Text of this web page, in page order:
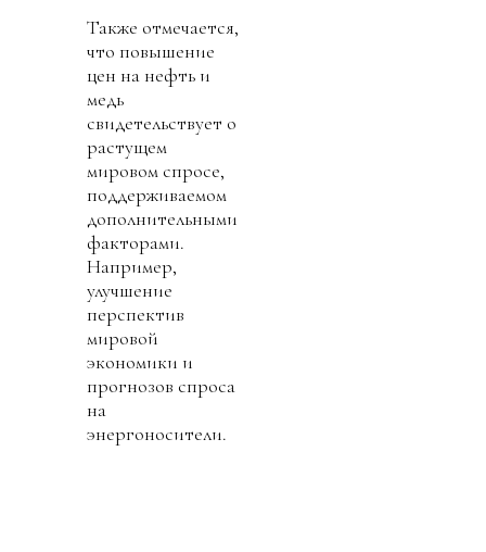
Также отмечается,
что повышение
цен на нефть и
медь
свидетельствует о
растущем
мировом спросе,
поддерживаемом
дополнительными
факторами.
Например,
улучшение
перспектив
мировой
экономики и
прогнозов спроса
на
энергоносители.